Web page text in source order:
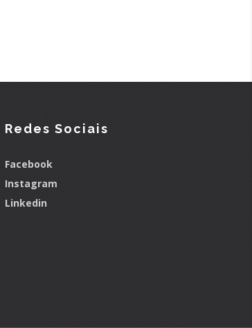
Redes Sociais
Facebook
Instagram
Linkedin